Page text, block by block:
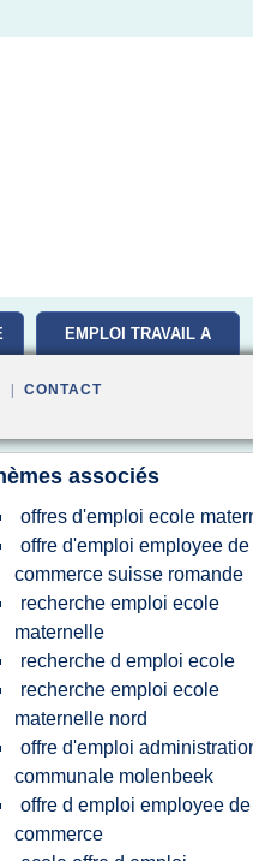
EMPLOI TRAVAIL A
CONTACT
associés
offres d'emploi ecole
offre d'emploi employee de
commerce suisse romande
recherche emploi ecole
maternelle
recherche d emploi ecole
recherche emploi ecole
maternelle nord
offre d'emploi
communale molenbeek
offre d emploi employee de
commerce